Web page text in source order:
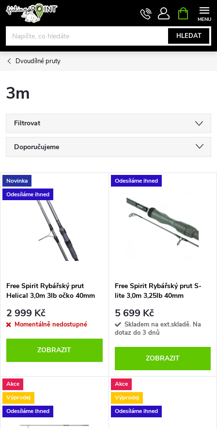
Přejít
obsah
HLEDAT
NÁKUPNÍ
KOŠÍK
Dvoudílné pruty
3m
Filtrovat
Ř
a
z
p
r
o
d
u
k
Doporučujeme
Nejdražší
Nejprodávanější
V
ý
s
p
r
d
u
Novinka
Odesíláme ihned
Free Spirit Rybářský prut
Helical 3,0m 3lb očko 40mm
2 999 Kč
Momentálně nedostupné
ZOBRAZIT
Odesíláme ihned
Free Spirit Rybářský prut S-
lite 3,0m 3,25lb 40mm
5 699 Kč
Skladem na ext.skladě. Na
dotaz do 3 dnů
ZOBRAZIT
Akce
Výprodej
Odesíláme ihned
Akce
Výprodej
Odesíláme ihned